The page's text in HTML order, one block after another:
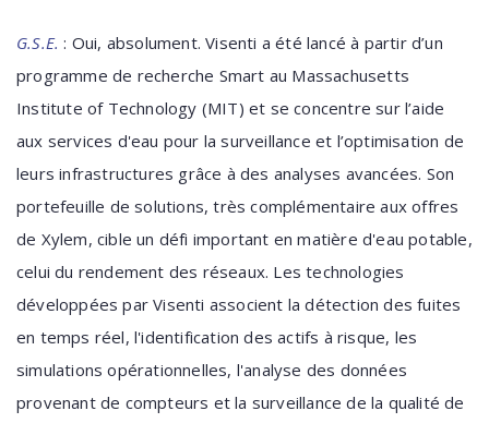
G.S.E. : Oui, absolument. Visenti a été lancé à partir d’un
programme de recherche Smart au Massachusetts
Institute of Technology (MIT) et se concentre sur l’aide
aux services d'eau pour la surveillance et l’optimisation de
leurs infrastructures grâce à des analyses avancées. Son
portefeuille de solutions, très complémentaire aux offres
de Xylem, cible un défi important en matière d'eau potable,
celui du rendement des réseaux. Les technologies
développées par Visenti associent la détection des fuites
en temps réel, l'identification des actifs à risque, les
simulations opérationnelles, l'analyse des données
provenant de compteurs et la surveillance de la qualité de